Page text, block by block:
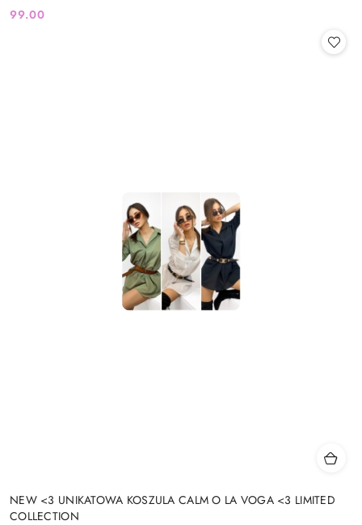
Cena:
99.00
NEW <3 UNIKATOWA KOSZULA CALM O LA VOGA <3 LIMITED
COLLECTION